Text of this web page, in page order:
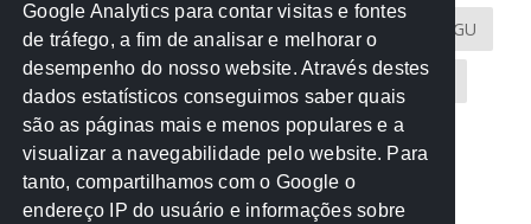
Atricon Audicom CAU-MT CGU
CREA-MT Eventos MPC-MT MPE-MT
MPF Notícias PF PGE-MT PGR
Receita Federal Sem categoria
Google Analytics para contar visitas e fontes
de tráfego, a fim de analisar e melhorar o
desempenho do nosso website. Através destes
dados estatísticos conseguimos saber quais
são as páginas mais e menos populares e a
visualizar a navegabilidade pelo website. Para
tanto, compartilhamos com o Google o
endereço IP do usuário e informações sobre